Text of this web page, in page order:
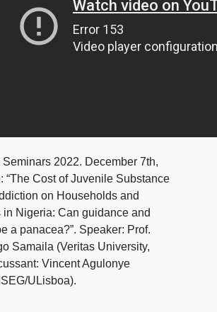
2022. December 7th,
“The Cost of Juvenile Substance
on Households and
Nigeria: Can guidance and
a panacea?”. Speaker: Prof.
Samaila (Veritas University,
Vincent Agulonye
ULisboa).